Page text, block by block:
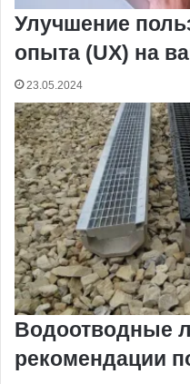
Улучшение
опыта (UX) на
23.05.2024
Водоотводные
рекомендации